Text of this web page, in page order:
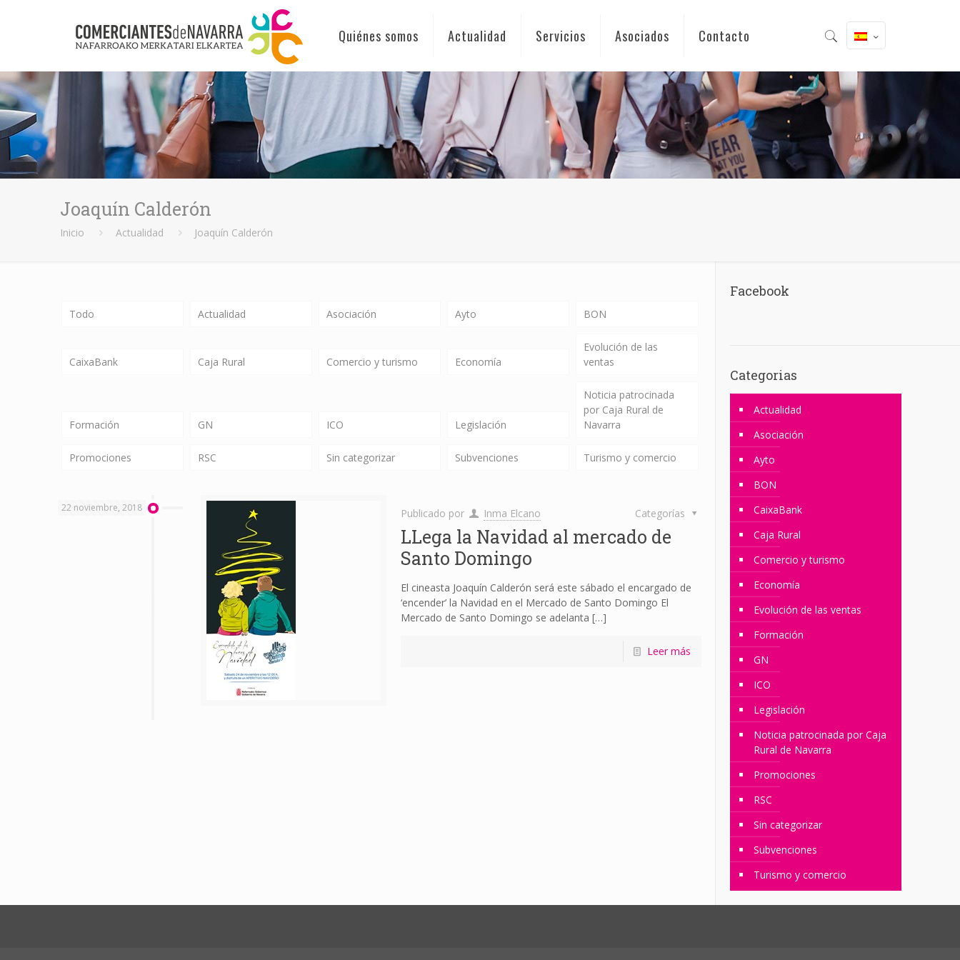
Quiénes somos Actualidad Servicios Asociados Contacto
Joaquín Calderón
Inicio Actualidad Joaquín Calderón
Todo Actualidad Asociación Ayto BON
CaixaBank Caja Rural Comercio y turismo Economía
Evolución de las
ventas
Formación GN ICO Legislación
Noticia patrocinada
por Caja Rural de
Navarra
Promociones RSC Sin categorizar Subvenciones Turismo y comercio
22 noviembre, 2018 Publicado por Inma Elcano Categorías
LLega la Navidad al mercado de
Santo Domingo
El cineasta Joaquín Calderón será este sábado el encargado de
‘encender’ la Navidad en el Mercado de Santo Domingo El
Mercado de Santo Domingo se adelanta […]
Leer más
Facebook
Categorias
Actualidad
Asociación
Ayto
BON
CaixaBank
Caja Rural
Comercio y turismo
Economía
Evolución de las ventas
Formación
GN
ICO
Legislación
Noticia patrocinada por Caja
Rural de Navarra
Promociones
RSC
Sin categorizar
Subvenciones
Turismo y comercio